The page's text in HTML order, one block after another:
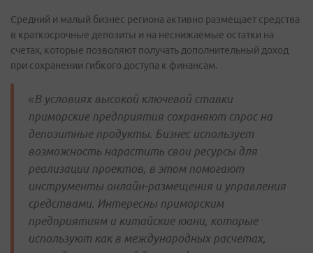
Средний и малый бизнес региона активно размещает средства
в краткосрочные депозиты и на неснижаемые остатки на
счетах, которые позволяют получать дополнительный доход
при сохранении гибкого доступа к финансам.
«В условиях высокой ключевой ставки
приморские предприятия сохраняют спрос на
депозитные продукты. Бизнес использует
возможность нарастить свои ресурсы для
реализации проектов, в этом помогают
инструменты онлайн-размещения и управления
средствами. Интересны приморским
предприятиям и китайские юани, которые
используют как в международных расчетах,